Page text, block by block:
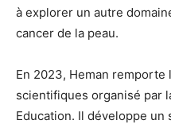
à explorer un autre
cancer de la peau.
En 2023, Heman
scientifiques organisé par
Education. Il développe un